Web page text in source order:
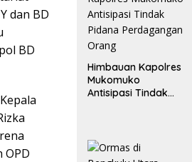
dan BD
BD
Himbauan Kapolres
Mukomuko
Antisipasi Tindak